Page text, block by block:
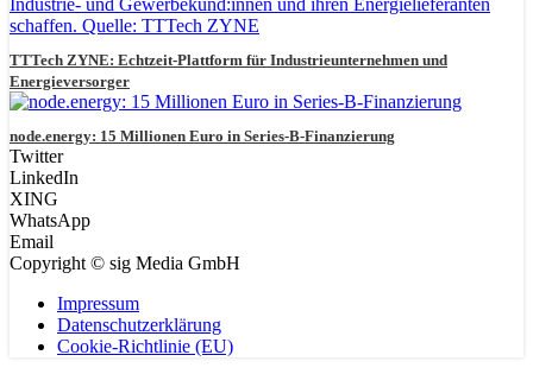
TTTech ZYNE: Echtzeit-Plattform für Industrieunternehmen und
Energieversorger
node.energy: 15 Millionen Euro in Series-B-Finanzierung
Twitter
LinkedIn
XING
WhatsApp
Email
Copyright © sig Media GmbH
Impressum
Datenschutzerklärung
Cookie-Richtlinie (EU)